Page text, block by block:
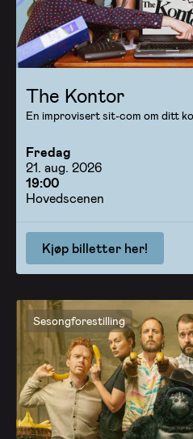
The Kontor
En improvisert sit-com om ditt
Fredag
21. aug. 2026
19:00
Hovedscenen
Kjøp billetter her!
Sesongforestilling